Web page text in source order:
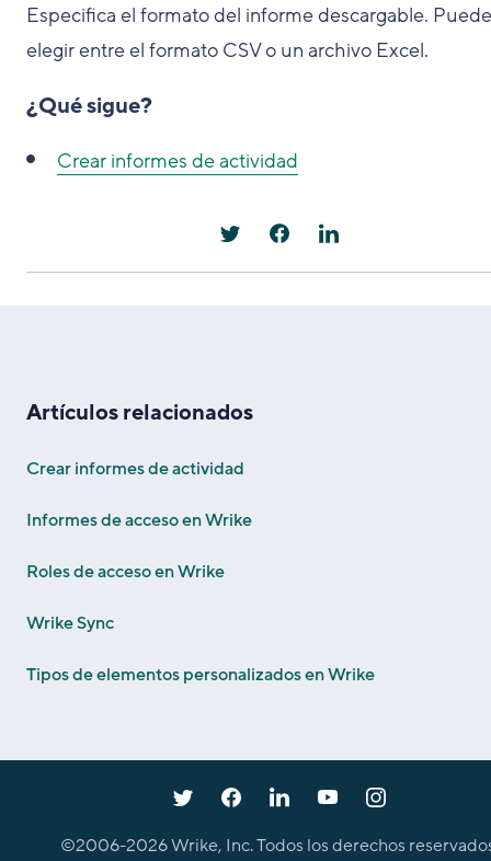
Especifica el formato del informe descargable.
elegir entre el formato CSV o un archivo Excel.
¿Qué sigue?
Crear informes de actividad
Artículos relacionados
Crear informes de actividad
Informes de acceso en Wrike
Roles de acceso en Wrike
Wrike Sync
Tipos de elementos personalizados en Wrike
©2006-2026Wrike, Inc. Todos los derechos